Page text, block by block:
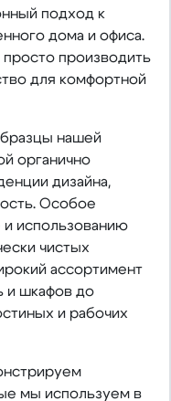
подход к
дома и офиса.
производить
для комфортной
нашей
органично
дизайна,
Особое
использованию
чистых
ассортимент
и шкафов до
и рабочих
мы используем в